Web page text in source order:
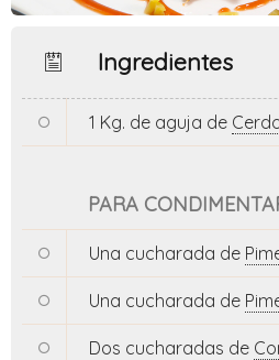
Ingredientes
1 Kg. de aguja de
PARA
Una cucharada de
Una cucharada de
Dos cucharadas de